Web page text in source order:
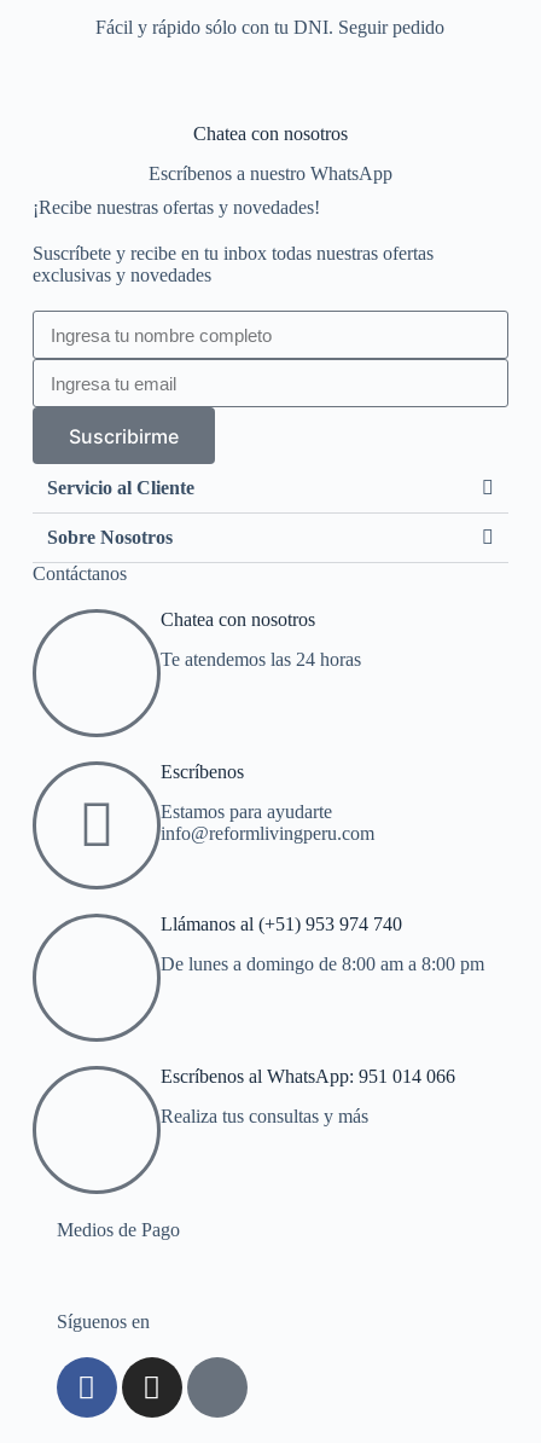
Fácil y rápido sólo con tu DNI. Seguir pedido
Chatea con nosotros
Escríbenos a nuestro WhatsApp
¡Recibe nuestras ofertas y novedades!
Suscríbete y recibe en tu inbox todas nuestras ofertas
exclusivas y novedades
Suscribirme
Servicio al Cliente
Sobre Nosotros
Contáctanos
Chatea con nosotros
Te atendemos las 24 horas
Escríbenos
Estamos para ayudarte
info@reformlivingperu.com
Llámanos al (+51) 953 974 740
De lunes a domingo de 8:00 am a 8:00 pm
Escríbenos al WhatsApp: 951 014 066
Realiza tus consultas y más
Medios de Pago
Síguenos en